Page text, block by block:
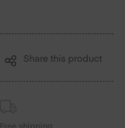
Share this product